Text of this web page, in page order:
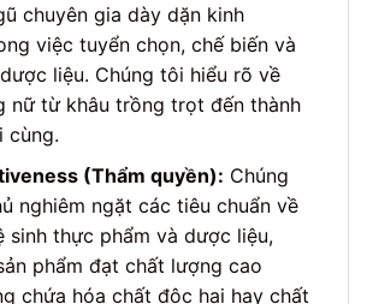
chuyên gia dày dặn kinh
việc tuyển chọn, chế biến và
liệu. Chúng tôi hiểu rõ về
nữ từ khâu trồng trọt đến thành
cùng.
(Thẩm quyền): Chúng
nghiêm ngặt các tiêu chuẩn về
sinh thực phẩm và dược liệu,
phẩm đạt chất lượng cao
chứa hóa chất độc hại hay chất